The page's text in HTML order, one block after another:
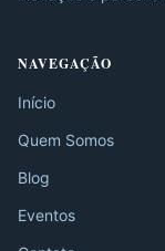
NAVEGAÇÃO
Início
Quem Somos
Blog
Eventos